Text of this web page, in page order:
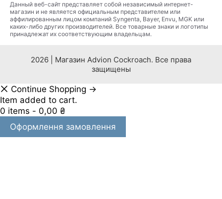
Данный веб-сайт представляет собой независимый интернет-
магазин и не является официальным представителем или
аффилированным лицом компаний Syngenta, Bayer, Envu, MGK или
каких-либо других производителей. Все товарные знаки и логотипы
принадлежат их соответствующим владельцам.
2026 | Магазин Advion Cockroach. Все права
защищены
Continue Shopping →
Item added to cart.
0 items - 0,00 ₴
Оформлення замовлення